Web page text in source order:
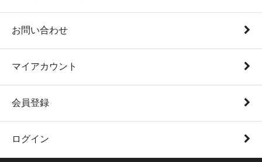
お問い合わせ
マイアカウント
会員登録
ログイン